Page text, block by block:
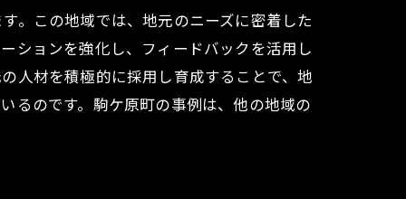
。この地域では、地元のニーズに密着した
ションを強化し、フィードバックを活用し
人材を積極的に採用し育成することで、地
るのです。駒ケ原町の事例は、他の地域の